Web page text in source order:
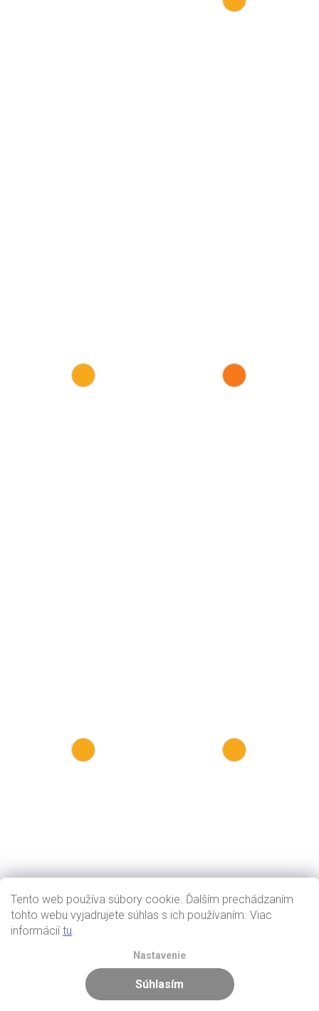
Tento web používa súbory cookie. Ďalším prechádzaním
tohto webu vyjadrujete súhlas s ich používaním. Viac
informáciítu.
Nastavenie
Súhlasím